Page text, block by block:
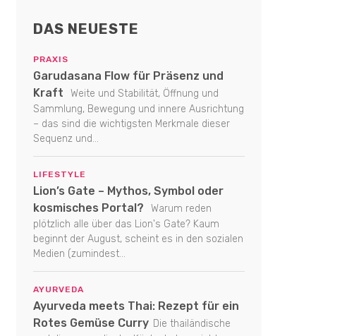
DAS NEUESTE
PRAXIS
Garudasana Flow für Präsenz und
Kraft
Weite und Stabilität, Öffnung und
Sammlung, Bewegung und innere Ausrichtung
– das sind die wichtigsten Merkmale dieser
Sequenz und...
LIFESTYLE
Lion’s Gate – Mythos, Symbol oder
kosmisches Portal?
Warum reden
plötzlich alle über das Lion's Gate? Kaum
beginnt der August, scheint es in den sozialen
Medien (zumindest...
AYURVEDA
Ayurveda meets Thai: Rezept für ein
Rotes Gemüse Curry Die thailändische